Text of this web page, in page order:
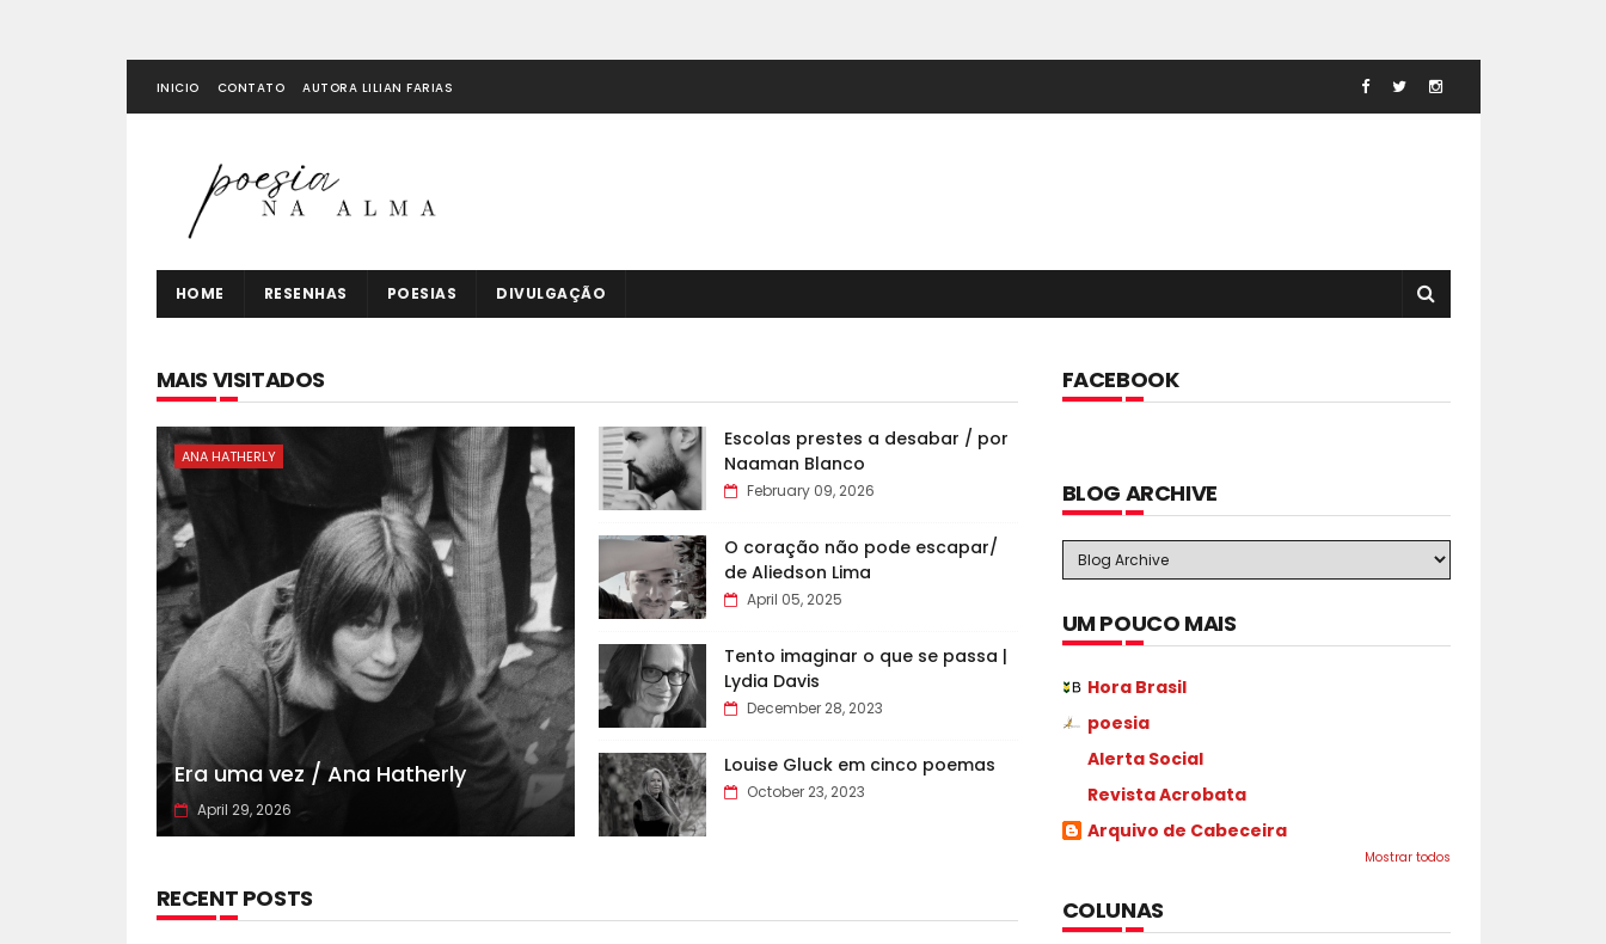
INICIO CONTATO AUTORA LILIAN FARIAS
HOME RESENHAS POESIAS DIVULGAÇÃO
MAIS VISITADOS
ANA HATHERLY
Era uma vez / Ana Hatherly
April 29, 2026
Escolas prestes a desabar / por
Naaman Blanco
February 09, 2026
O coração não pode escapar/
de Aliedson Lima
April 05, 2025
Tento imaginar o que se passa |
Lydia Davis
December 28, 2023
Louise Gluck em cinco poemas
October 23, 2023
RECENT POSTS
FACEBOOK
BLOG ARCHIVE
UM POUCO MAIS
Hora Brasil
poesia
Alerta Social
Revista Acrobata
Arquivo de Cabeceira
Mostrar todos
COLUNAS